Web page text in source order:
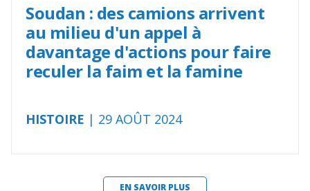
Soudan : des camions arrivent
au milieu d'un appel à
davantage d'actions pour faire
reculer la faim et la famine
HISTOIRE | 29 AOÛT 2024
EN SAVOIR PLUS